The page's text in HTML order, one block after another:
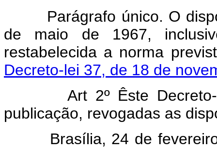
Parágrafo único. O
de maio de 1967,
restabelecida a norma
Decreto-lei 37, de 18 de
Art 2º Êste Decreto-lei
publicação, revogadas as
Brasília, 24 de fevereiro